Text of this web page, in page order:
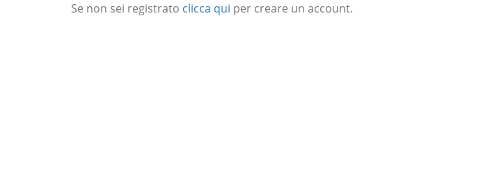
Se non sei registrato clicca qui per creare un account.